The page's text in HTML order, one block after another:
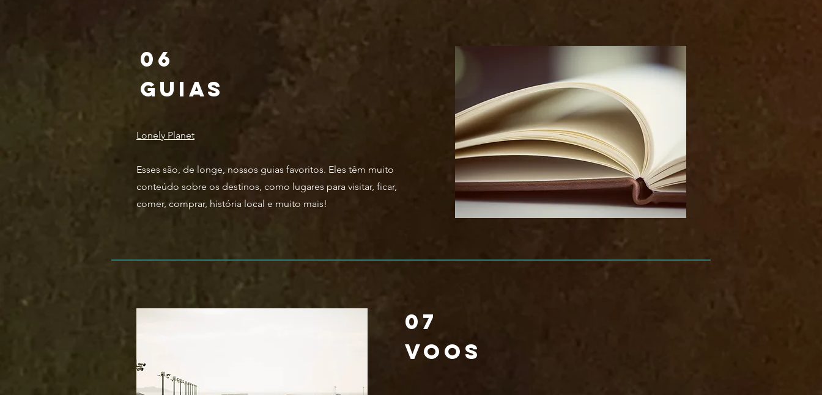
06
Guias
Lonely Planet
Esses são, de longe, nossos guias favoritos. Eles têm muito
conteúdo sobre os destinos, como lugares para visitar, ficar,
comer, comprar, história local e muito mais!
07
voos